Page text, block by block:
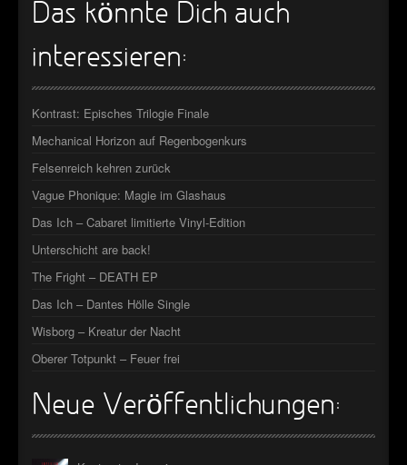
Das könnte Dich auch
interessieren:
Kontrast: Episches Trilogie Finale
Mechanical Horizon auf Regenbogenkurs
Felsenreich kehren zurück
Vague Phonique: Magie im Glashaus
Das Ich – Cabaret limitierte Vinyl-Edition
Unterschicht are back!
The Fright – DEATH EP
Das Ich – Dantes Hölle Single
Wisborg – Kreatur der Nacht
Oberer Totpunkt – Feuer frei
Neue Veröffentlichungen: